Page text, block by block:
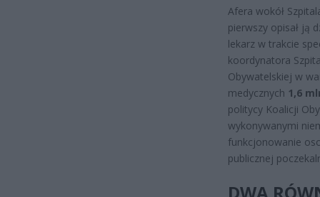
Afera wokół
pierwszy opisał ją
lekarz w trakcie
koordynatora
Obywatelskiej w
medycznych 1,6
politycy Koalicji
wykonywanymi
funkcjonowanie
publicznej